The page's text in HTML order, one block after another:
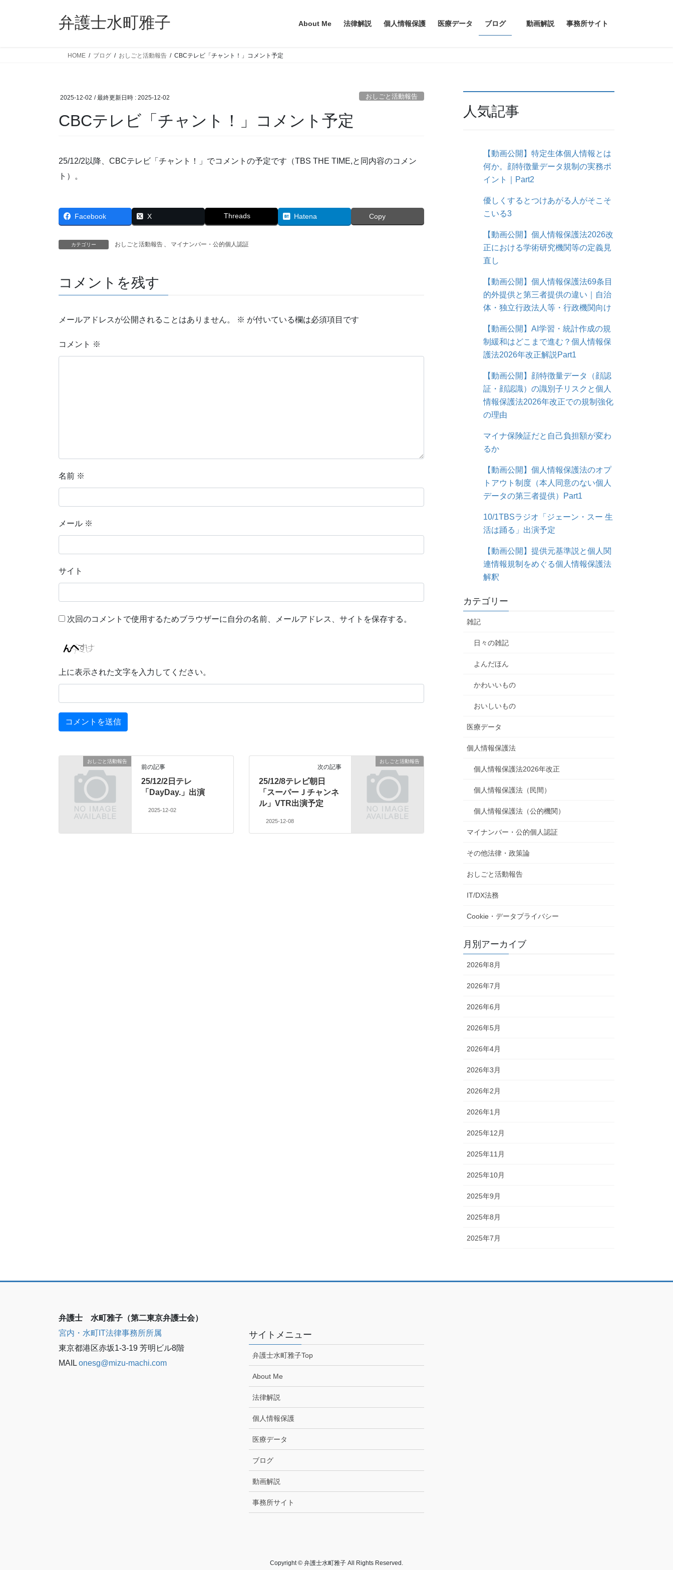
弁護士水町雅子 About Me 法律解説 個人情報保護 医療データ ブログ 動画解説 事務所サイト
HOME ブログ おしごと活動報告 CBCテレビ「チャント！」コメント予定
2025-12-02 / 最終更新日時 : 2025-12-02 おしごと活動報告
CBCテレビ「チャント！」コメント予定
25/12/2以降、CBCテレビ「チャント！」でコメントの予定です（TBS THE TIME,と同内容のコメン
ト）。
Facebook X Threads Hatena Copy
カテゴリー おしごと活動報告 、 マイナンバー・公的個人認証
コメントを残す
メールアドレスが公開されることはありません。 ※ が付いている欄は必須項目です
コメント ※
名前 ※
メール ※
サイト
次回のコメントで使用するためブラウザーに自分の名前、メールアドレス、サイトを保存する。
上に表示された文字を入力してください。
おしごと活動報告
前の記事
25/12/2日テレ
「DayDay.」出演
2025-12-02
おしごと活動報告
次の記事
25/12/8テレビ朝日
「スーパーＪチャンネ
ル」VTR出演予定
2025-12-08
人気記事
【動画公開】特定生体個人情報とは
何か。顔特徴量データ規制の実務ポ
イント｜Part2
優しくするとつけあがる人がそこそ
こいる3
【動画公開】個人情報保護法2026改
正における学術研究機関等の定義見
直し
【動画公開】個人情報保護法69条目
的外提供と第三者提供の違い｜自治
体・独立行政法人等・行政機関向け
【動画公開】AI学習・統計作成の規
制緩和はどこまで進む？個人情報保
護法2026年改正解説Part1
【動画公開】顔特徴量データ（顔認
証・顔認識）の識別子リスクと個人
情報保護法2026年改正での規制強化
の理由
マイナ保険証だと自己負担額が変わ
るか
【動画公開】個人情報保護法のオプ
トアウト制度（本人同意のない個人
データの第三者提供）Part1
10/1TBSラジオ「ジェーン・スー 生
活は踊る」出演予定
【動画公開】提供元基準説と個人関
連情報規制をめぐる個人情報保護法
解釈
カテゴリー
雑記
日々の雑記
よんだほん
かわいいもの
おいしいもの
医療データ
個人情報保護法
個人情報保護法2026年改正
個人情報保護法（民間）
個人情報保護法（公的機関）
マイナンバー・公的個人認証
その他法律・政策論
おしごと活動報告
IT/DX法務
Cookie・データプライバシー
月別アーカイブ
2026年8月
2026年7月
2026年6月
2026年5月
2026年4月
2026年3月
2026年2月
2026年1月
2025年12月
2025年11月
2025年10月
2025年9月
2025年8月
2025年7月
弁護士 水町雅子（第二東京弁護士会）
宮内・水町IT法律事務所所属
東京都港区赤坂1-3-19 芳明ビル8階
MAIL onesg@mizu-machi.com
サイトメニュー
弁護士水町雅子Top
About Me
法律解説
個人情報保護
医療データ
ブログ
動画解説
事務所サイト
Copyright © 弁護士水町雅子 All Rights Reserved.